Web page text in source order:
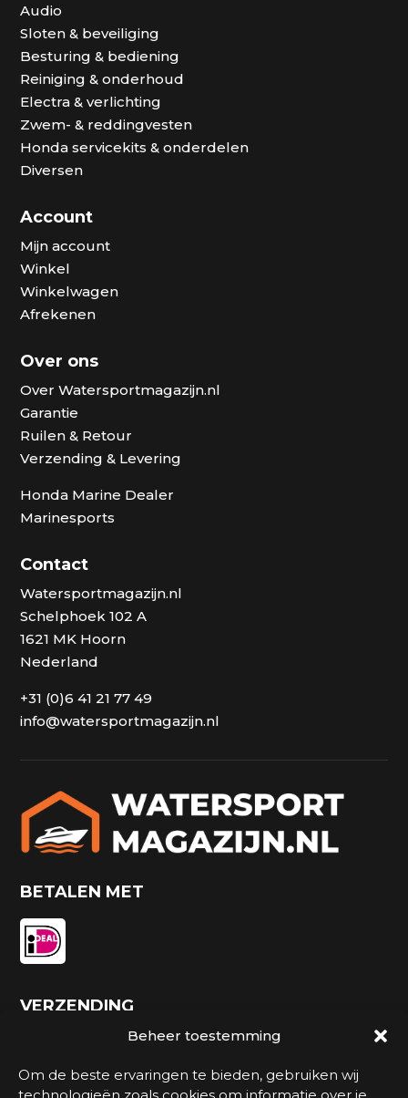
Beheer toestemming
Om de beste ervaringen te bieden, gebruiken wij
Audio
Sloten & beveiliging
Besturing & bediening
Reiniging & onderhoud
Electra & verlichting
Zwem- & reddingvesten
Honda servicekits & onderdelen
Diversen
Account
Mijn account
Winkel
Winkelwagen
Afrekenen
Over ons
Over Watersportmagazijn.nl
Garantie
Ruilen & Retour
Verzending & Levering
Honda Marine Dealer
Marinesports
Contact
Watersportmagazijn.nl
Schelphoek 102 A
1621 MK Hoorn
Nederland
+31 (0)6 41 21 77 49
info@watersportmagazijn.nl
BETALEN MET
VERZENDING